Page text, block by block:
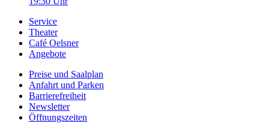
Service
Theater
Café Oelsner
Angebote
Preise und Saalplan
Anfahrt und Parken
Barrierefreiheit
Newsletter
Öffnungszeiten